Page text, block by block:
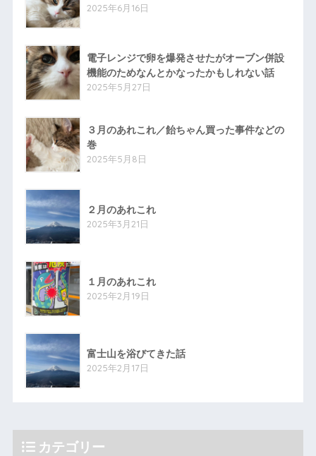
2025年6月16日
電子レンジで卵を爆発させたがオーブン併設
機能のためなんとかなったかもしれない話
2025年5月27日
３月のあれこれ／飴ちゃん買った事件などの
巻
2025年5月8日
２月のあれこれ
2025年3月21日
１月のあれこれ
2025年2月19日
富士山を浴びてきた話
2025年2月17日
カテゴリー